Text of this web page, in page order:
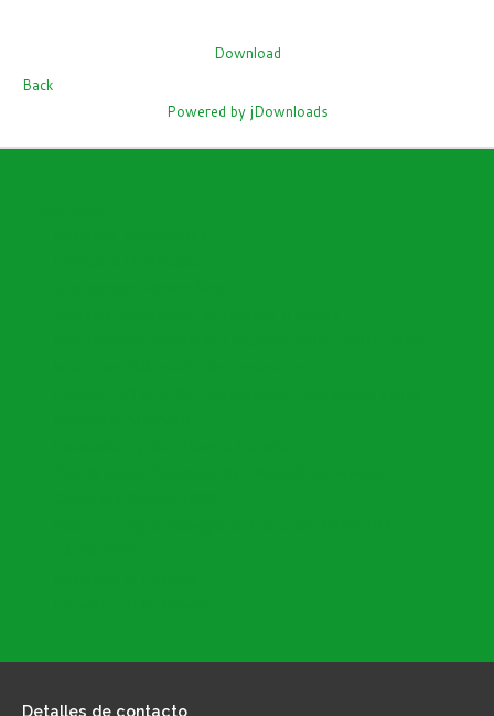
Download
Back
Powered by jDownloads
Detalles de contacto